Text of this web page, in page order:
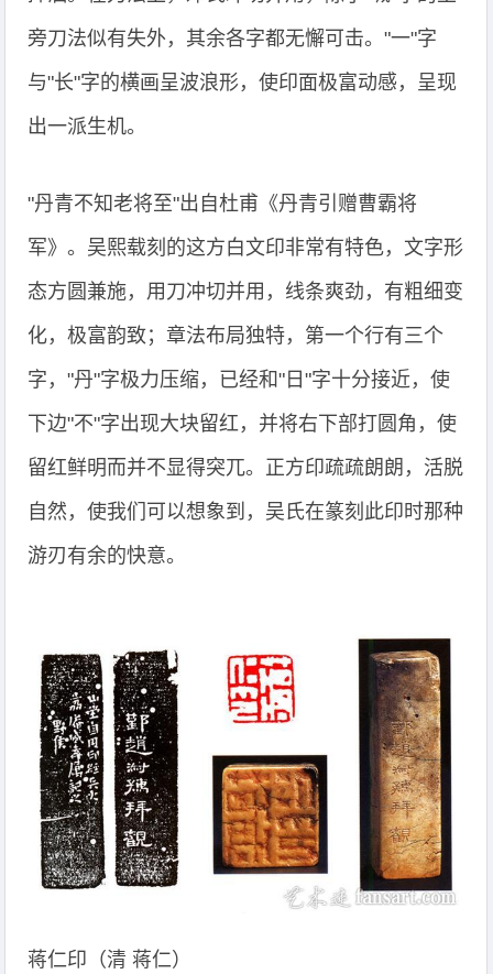
旁刀法似有失外，其余各字都无懈可击。"一"字
与"长"字的横画呈波浪形，使印面极富动感，呈现
出一派生机。
"丹青不知老将至"出自杜甫《丹青引赠曹霸将
军》。吴熙载刻的这方白文印非常有特色，文字形
态方圆兼施，用刀冲切并用，线条爽劲，有粗细变
化，极富韵致；章法布局独特，第一个行有三个
字，"丹"字极力压缩，已经和"日"字十分接近，使
下边"不"字出现大块留红，并将右下部打圆角，使
留红鲜明而并不显得突兀。正方印疏疏朗朗，活脱
自然，使我们可以想象到，吴氏在篆刻此印时那种
游刃有余的快意。
蒋仁印（清 蒋仁）